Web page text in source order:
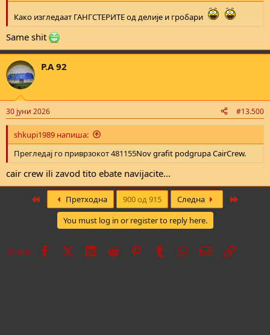
Како изгледаат ГАНГСТЕРИТЕ од делије и гробари
Same shit
P.A 92
30 јуни 2026 #13.500
shkupi1989 напиша:
Прегледај го приврзокот 481155Nov grafit podgrupa CairCrew.
cair crew ili zavod tito ebate navijacite...
Претходна 900 од 915 Следна
You must log in or register to reply here.
Share: Facebook LinkedInReddit PinterestTumblrWhatsApp
Е-поштаВрска